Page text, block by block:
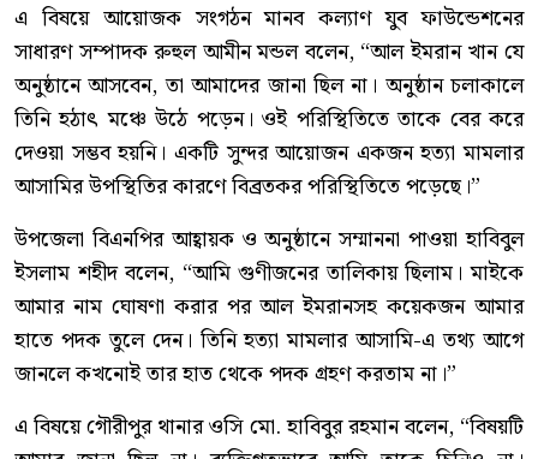
এ বিষয়ে আয়োজক সংগঠন মানব কল্যাণ যুব ফাউন্ডেশনের
সাধারণ সম্পাদক রুহুল আমীন মন্ডল বলেন, “আল ইমরান খান যে
অনুষ্ঠানে আসবেন, তা আমাদের জানা ছিল না। অনুষ্ঠান চলাকালে
তিনি হঠাৎ মঞ্চে উঠে পড়েন। ওই পরিস্থিতিতে তাকে বের করে
দেওয়া সম্ভব হয়নি। একটি সুন্দর আয়োজন একজন হত্যা মামলার
আসামির উপস্থিতির কারণে বিব্রতকর পরিস্থিতিতে পড়েছে।”
উপজেলা বিএনপির আহ্বায়ক ও অনুষ্ঠানে সম্মাননা পাওয়া হাবিবুল
ইসলাম শহীদ বলেন, “আমি গুণীজনের তালিকায় ছিলাম। মাইকে
আমার নাম ঘোষণা করার পর আল ইমরানসহ কয়েকজন আমার
হাতে পদক তুলে দেন। তিনি হত্যা মামলার আসামি-এ তথ্য আগে
জানলে কখনোই তার হাত থেকে পদক গ্রহণ করতাম না।”
এ বিষয়ে গৌরীপুর থানার ওসি মো. হাবিবুর রহমান বলেন, “বিষয়টি